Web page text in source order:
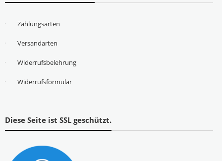
Zahlungsarten
Versandarten
Widerrufsbelehrung
Widerrufsformular
Diese Seite ist SSL geschützt.